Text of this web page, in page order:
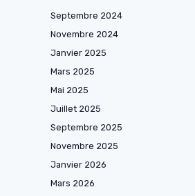
Septembre 2024
Novembre 2024
Janvier 2025
Mars 2025
Mai 2025
Juillet 2025
Septembre 2025
Novembre 2025
Janvier 2026
Mars 2026